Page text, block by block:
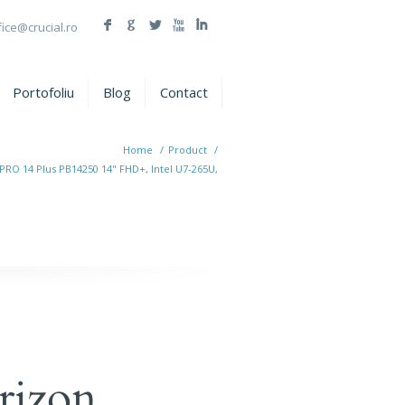
F G L X I
Portofoliu Blog Contact
Home / Product /
14 Plus PB14250 14" FHD+, Intel U7-265U,